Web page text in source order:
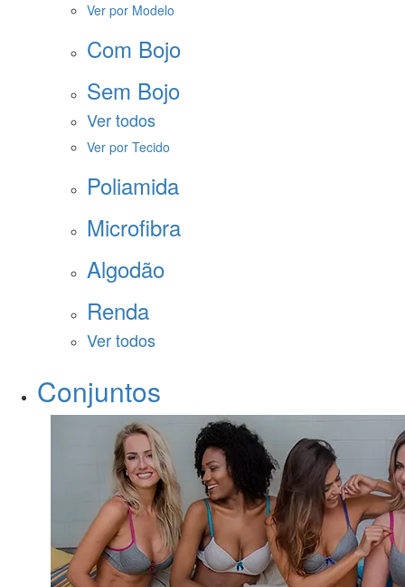
Ver por Modelo
Com Bojo
Sem Bojo
Ver todos
Ver por Tecido
Poliamida
Microfibra
Algodão
Renda
Ver todos
Conjuntos